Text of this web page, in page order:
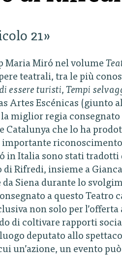
21»
Maria Miró nel volume
teatrali, tra le più
essere turisti, Tempi
Artes Escénicas (giunto
miglior regia
Catalunya che lo ha
in Italia sono stati tradotti
Rifredi, insieme a
Siena durante lo
a questo Teatro
non solo per
di coltivare rapporti
deputato allo
un’azione, un evento